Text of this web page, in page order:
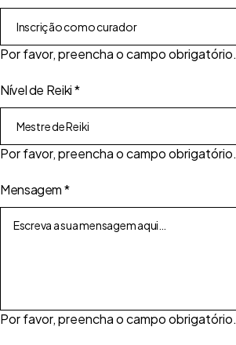
Por favor, preencha o campo obrigatório.
Nível de Reiki*
Por favor, preencha o campo obrigatório.
Mensagem*
Por favor, preencha o campo obrigatório.